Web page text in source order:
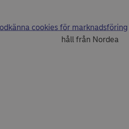
cookies för marknadsföring
håll från Nordea